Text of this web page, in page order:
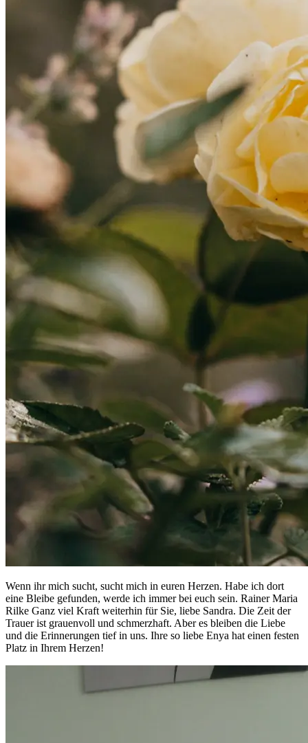
Wenn ihr mich sucht, sucht mich in euren Herzen. Habe ich dort
eine Bleibe gefunden, werde ich immer bei euch sein. Rainer Maria
Rilke Ganz viel Kraft weiterhin für Sie, liebe Sandra. Die Zeit der
Trauer ist grauenvoll und schmerzhaft. Aber es bleiben die Liebe
und die Erinnerungen tief in uns. Ihre so liebe Enya hat einen festen
Platz in Ihrem Herzen!